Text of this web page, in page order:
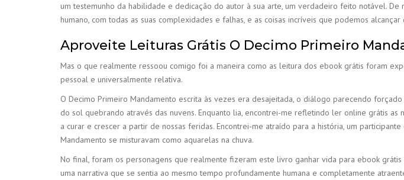
um testemunho da habilidade e dedicação do autor à sua arte, um verdadeiro feito notável.
humano, com todas as suas complexidades e falhas, e as coisas incríveis que podemos
Aproveite Leituras Grátis O Decimo Primeiro
Mas o que realmente ressoou comigo foi a maneira como as leitura dos ebook grátis foram
pessoal e universalmente relativa.
O Decimo Primeiro Mandamento escrita às vezes era desajeitada, o diálogo parecendo
do sol quebrando através das nuvens. Enquanto lia, encontrei-me refletindo ler online grátis
a curar e crescer a partir de nossas feridas. Encontrei-me atraído para a história, um
Mandamento se misturavam como aquarelas na chuva.
No final, foram os personagens que realmente fizeram este livro ganhar vida para ebook
uma narrativa que se sentia ao mesmo tempo profundamente humana e completamente